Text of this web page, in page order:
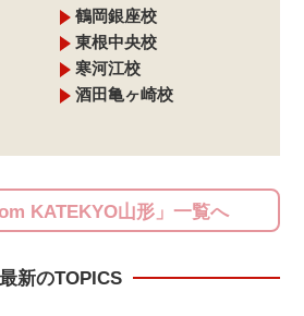
鶴岡銀座校
東根中央校
寒河江校
酒田亀ヶ崎校
KATEKYO山形」一覧へ
最新のTOPICS